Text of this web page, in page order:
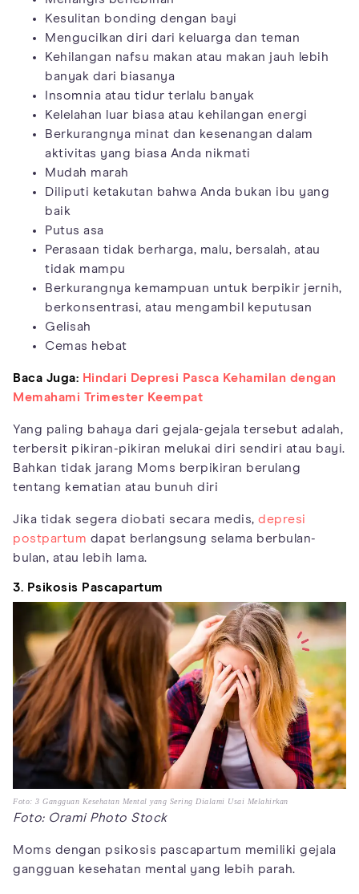
Kesulitan bonding dengan bayi
Mengucilkan diri dari keluarga dan teman
Kehilangan nafsu makan atau makan jauh lebih
banyak dari biasanya
Insomnia atau tidur terlalu banyak
Kelelahan luar biasa atau kehilangan energi
Berkurangnya minat dan kesenangan dalam
aktivitas yang biasa Anda nikmati
Mudah marah
Diliputi ketakutan bahwa Anda bukan ibu yang
baik
Putus asa
Perasaan tidak berharga, malu, bersalah, atau
tidak mampu
Berkurangnya kemampuan untuk berpikir jernih,
berkonsentrasi, atau mengambil keputusan
Gelisah
Cemas hebat
Baca Juga: Hindari Depresi Pasca Kehamilan dengan
Memahami Trimester Keempat
Yang paling bahaya dari gejala-gejala tersebut adalah,
terbersit pikiran-pikiran melukai diri sendiri atau bayi.
Bahkan tidak jarang Moms berpikiran berulang
tentang kematian atau bunuh diri
Jika tidak segera diobati secara medis, depresi
postpartum dapat berlangsung selama berbulan-
bulan, atau lebih lama.
3. Psikosis Pascapartum
Foto: 3 Gangguan Kesehatan Mental yang Sering Dialami Usai Melahirkan
Foto: Orami Photo Stock
Moms dengan psikosis pascapartum memiliki gejala
gangguan kesehatan mental yang lebih parah.